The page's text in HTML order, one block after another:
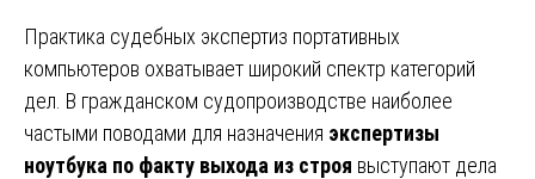
Практика судебных экспертиз портативных
компьютеров охватывает широкий спектр категорий
дел. В гражданском судопроизводстве наиболее
частыми поводами для назначения экспертизы
ноутбука по факту выхода из строя выступают дела